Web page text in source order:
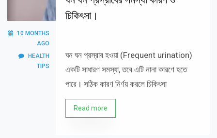
10 MONTHS
AGO
HEALTH
TIPS
চিকিৎসা।
ঘন ঘন প্রস্রাব হওয়া (Frequent urination)
একটি সাধারণ সমস্যা, তবে এটি নানা কারণে হতে
পারে। সঠিক কারণ নির্ণয় করলে চিকিৎসা
Read more